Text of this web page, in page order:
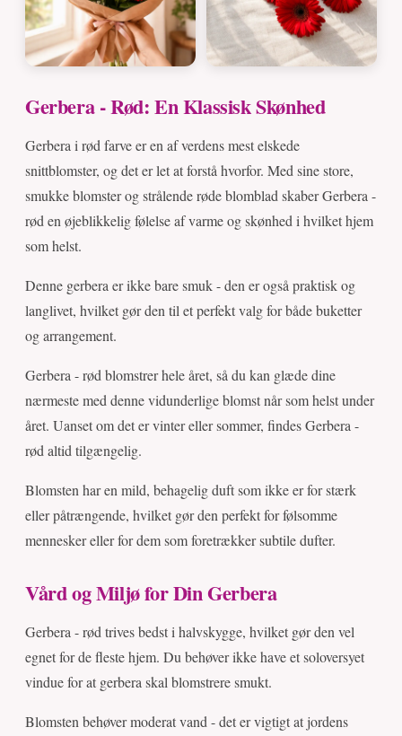
Gerbera - Rød: En Klassisk Skønhed
Gerbera i rød farve er en af verdens mest elskede
snittblomster, og det er let at forstå hvorfor. Med sine store,
smukke blomster og strålende røde blomblad skaber Gerbera -
rød en øjeblikkelig følelse af varme og skønhed i hvilket hjem
som helst.
Denne gerbera er ikke bare smuk - den er også praktisk og
langlivet, hvilket gør den til et perfekt valg for både buketter
og arrangement.
Gerbera - rød blomstrer hele året, så du kan glæde dine
nærmeste med denne vidunderlige blomst når som helst under
året. Uanset om det er vinter eller sommer, findes Gerbera -
rød altid tilgængelig.
Blomsten har en mild, behagelig duft som ikke er for stærk
eller påtrængende, hvilket gør den perfekt for følsomme
mennesker eller for dem som foretrækker subtile dufter.
Vård og Miljø for Din Gerbera
Gerbera - rød trives bedst i halvskygge, hvilket gør den vel
egnet for de fleste hjem. Du behøver ikke have et soloversyet
vindue for at gerbera skal blomstrere smukt.
Blomsten behøver moderat vand - det er vigtigt at jordens